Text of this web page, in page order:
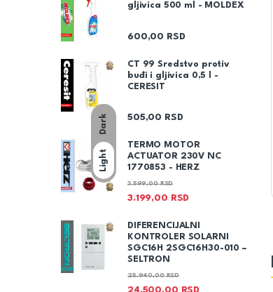
Dark
Light
gljivica 500 ml - MOLDEX
600,00 RSD
CT 99 Sredstvo protiv
buđi i gljivica 0,5 l -
CERESIT
505,00 RSD
TERMO MOTOR
ACTUATOR 230V NC
1770853 - HERZ
3.199,00 RSD
3.599,00RSD
DIFERENCIJALNI
KONTROLER SOLARNI
SGC16H 2SGC16H30-010 –
SELTRON
25.940,00RSD